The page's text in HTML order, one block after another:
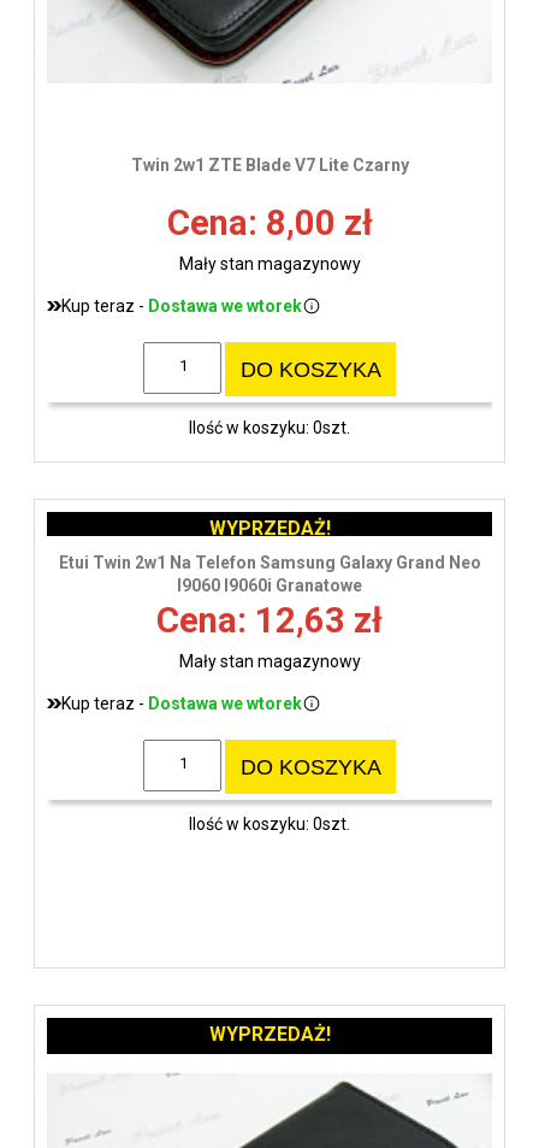
Twin 2w1 ZTE Blade V7 Lite Czarny
Cena: 8,00 zł
Mały stan magazynowy
Kup teraz - Dostawa we wtorek
DO KOSZYKA
Ilość w koszyku: 0szt.
Etui Twin 2w1 Na Telefon Samsung Galaxy Grand Neo
I9060 I9060i Granatowe
Cena: 12,63 zł
Mały stan magazynowy
Kup teraz - Dostawa we wtorek
DO KOSZYKA
Ilość w koszyku: 0szt.
WYPRZEDAŻ!
WYPRZEDAŻ!